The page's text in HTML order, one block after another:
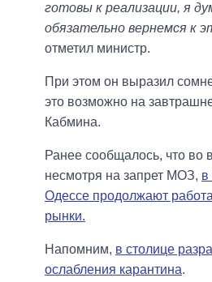
готовы к реализации, я
обязательно вернемся к
отметил министр.
При этом он выразил
это возможно на
Кабмина.
Ранее сообщалось, что во
несмотря на запрет МОЗ, в
Одессе продолжают
рынки.
Напомним, в столице
ослабления карантина.